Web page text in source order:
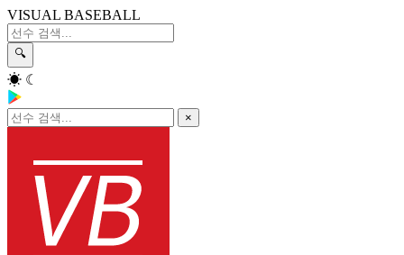
VISUAL BASEBALL
🔍
☀ ☾
×